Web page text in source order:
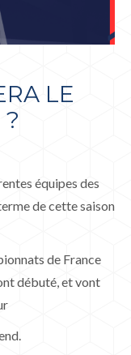
LE
?
équipes des
de cette saison
de France
débuté, et vont